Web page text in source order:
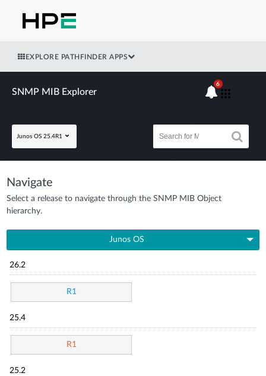
EXPLORE PATHFINDER APPS
SNMP MIB Explorer
Junos OS 25.4R1
6
Navigate
Select a release to navigate through the SNMP MIB Object
hierarchy.
Junos OS
26.2
R1
25.4
R1
25.2